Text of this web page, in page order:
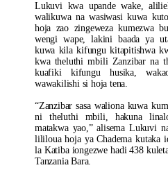
Lukuvi kwa upande wake,
walikuwa na wasiwasi kuwa
hoja zao zingeweza kumezwa
wengi wape, lakini baada ya
kuwa kila kifungu kitapitishwa
kwa theluthi mbili Zanzibar na
kuafiki kifungu husika,
wawakilishi si hoja tena.
“Zanzibar sasa waliona kuwa
ni theluthi mbili, hakuna
matakwa yao,” alisema Lukuvi
lililoua hoja ya Chadema kutaka
la Katiba iongezwe hadi 438
Tanzania Bara.